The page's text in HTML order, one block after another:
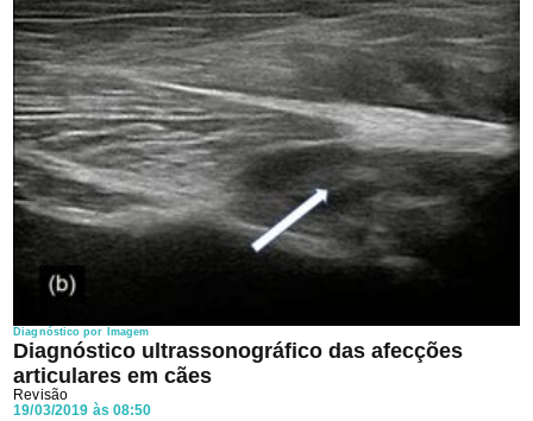
Diagnóstico por Imagem
Diagnóstico ultrassonográfico das afecções
articulares em cães
Revisão
19/03/2019 às 08:50